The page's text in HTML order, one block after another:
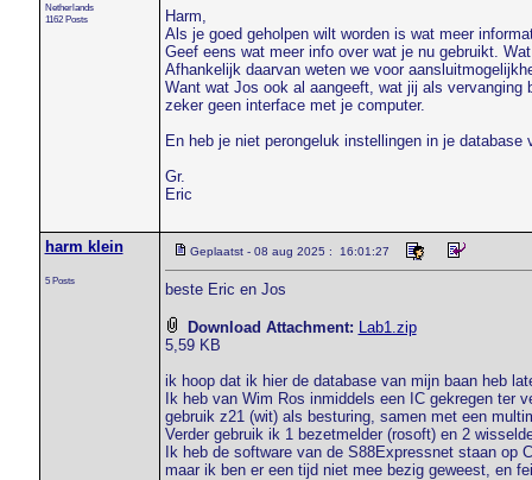
Netherlands
1162 Posts
Harm,
Als je goed geholpen wilt worden is wat meer
Geef eens wat meer info over wat je nu gebruikt.
Afhankelijk daarvan weten we voor
Want wat Jos ook al aangeeft, wat jij als
zeker geen interface met je computer.
En heb je niet perongeluk instellingen in je
Gr.
Eric
harm klein
5 Posts
Geplaatst - 08 aug 2025 : 16:01:27
beste Eric en Jos
Download Attachment: Lab1.zip
5,59 KB
ik hoop dat ik hier de database van mijn baan heb
Ik heb van Wim Ros inmiddels een IC gekregen ter
gebruik z21 (wit) als besturing, samen met een
Verder gebruik ik 1 bezetmelder (rosoft) en 2
Ik heb de software van de S88Expressnet staan op
maar ik ben er een tijd niet mee bezig geweest, en